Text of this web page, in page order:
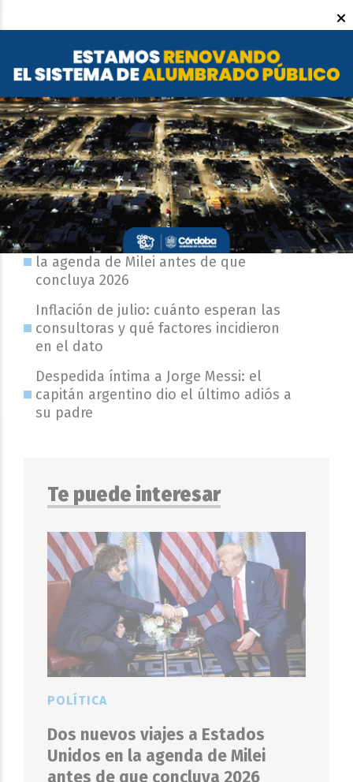
Últimas publicaciones
Dos nuevos viajes a Estados Unidos en
la agenda de Milei antes de que
concluya 2026
Inflación de julio: cuánto esperan las
consultoras y qué factores incidieron
en el dato
Despedida íntima a Jorge Messi: el
capitán argentino dio el último adiós a
su padre
Te puede interesar
Dos nuevos viajes a Estados
Unidos en la agenda de Milei
antes de que concluya 2026
POLÍTICA